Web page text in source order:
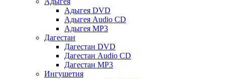
Адыгея DVD
Адыгея Audio CD
Адыгея MP3
Дагестан
Дагестан DVD
Дагестан Audio CD
Дагестан MP3
Ингушетия